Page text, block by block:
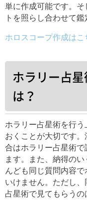
単に作成可能です。
トを照らし合わせて鑑
ホロスコープ作成はこ
ホラリー占
は？
ホラリー占星術を行
おくことが大切です
合はホラリー占星術
ます。また、納得の
んども同じ質問内容
いけません。ただし
占星術で見てもらうの